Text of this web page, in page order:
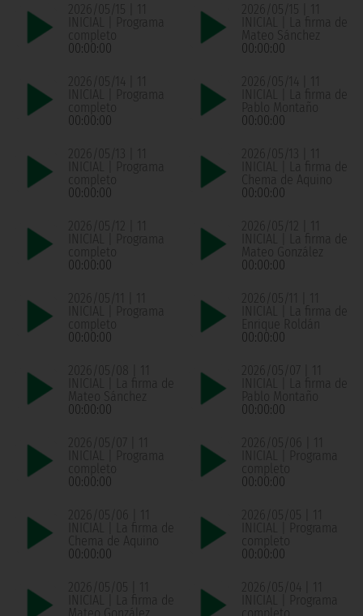
2026/05/15 | 11
INICIAL | Programa
completo
00:00:00
2026/05/15 | 11
INICIAL | La firma de
Mateo Sánchez
00:00:00
2026/05/14 | 11
INICIAL | Programa
completo
00:00:00
2026/05/14 | 11
INICIAL | La firma de
Pablo Montaño
00:00:00
2026/05/13 | 11
INICIAL | Programa
completo
00:00:00
2026/05/13 | 11
INICIAL | La firma de
Chema de Aquino
00:00:00
2026/05/12 | 11
INICIAL | Programa
completo
00:00:00
2026/05/12 | 11
INICIAL | La firma de
Mateo González
00:00:00
2026/05/11 | 11
INICIAL | Programa
completo
00:00:00
2026/05/11 | 11
INICIAL | La firma de
Enrique Roldán
00:00:00
2026/05/08 | 11
INICIAL | La firma de
Mateo Sánchez
00:00:00
2026/05/07 | 11
INICIAL | La firma de
Pablo Montaño
00:00:00
2026/05/07 | 11
INICIAL | Programa
completo
00:00:00
2026/05/06 | 11
INICIAL | Programa
completo
00:00:00
2026/05/06 | 11
INICIAL | La firma de
Chema de Aquino
00:00:00
2026/05/05 | 11
INICIAL | Programa
completo
00:00:00
2026/05/05 | 11
INICIAL | La firma de
2026/05/04 | 11
INICIAL | Programa